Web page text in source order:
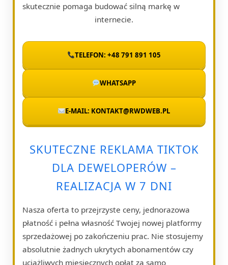
skutecznie pomaga budować silną markę w
internecie.
TELEFON: +48 791 891 105
WHATSAPP
E-MAIL: KONTAKT@RWDWEB.PL
SKUTECZNE REKLAMA TIKTOK
DLA DEWELOPERÓW –
REALIZACJA W 7 DNI
Nasza oferta to przejrzyste ceny, jednorazowa
płatność i pełna własność Twojej nowej platformy
sprzedażowej po zakończeniu prac. Nie stosujemy
absolutnie żadnych ukrytych abonamentów czy
uciążliwych miesięcznych opłat za samo